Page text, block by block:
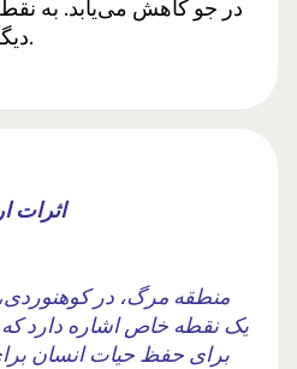
در جو کاهش می‌یابد. به
دیگر نمی‌تواند نفس بکشد.
« اثرات
منطقه مرگ، در کوهنوردی،
یک نقطه خاص اشاره دارد
برای حفظ حیات انسان